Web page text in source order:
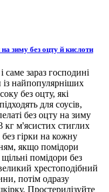
зиму без оцту й кислоти
саме зараз господині
найпопулярніших
без оцту, які
для соусів,
без оцту на зиму
кг м'ясистих стиглих
гірки на кожну
якщо помідори
помідори без
хрестоподібний
потім одразу
Простерилізуйте